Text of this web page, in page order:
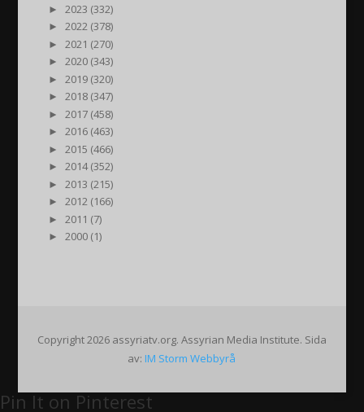
►
2023 (332)
►
2022 (378)
►
2021 (270)
►
2020 (343)
►
2019 (320)
►
2018 (347)
►
2017 (458)
►
2016 (463)
►
2015 (466)
►
2014 (352)
►
2013 (215)
►
2012 (166)
►
2011 (7)
►
2000 (1)
Copyright 2026 assyriatv.org. Assyrian Media Institute. Sida
av: IM Storm Webbyrå
Pin It on Pinterest